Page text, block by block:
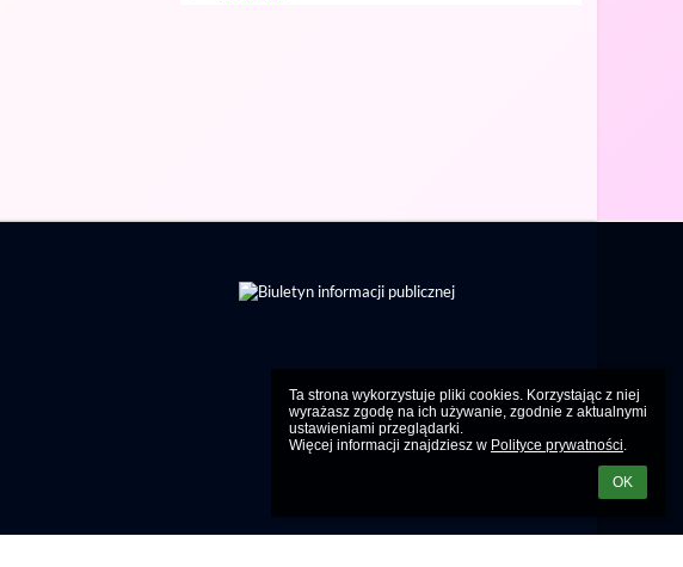
Ta strona wykorzystuje pliki cookies. Korzystając z niej
wyrażasz zgodę na ich używanie, zgodnie z aktualnymi
ustawieniami przeglądarki.
Więcej informacji znajdziesz w Polityce prywatności.
OK